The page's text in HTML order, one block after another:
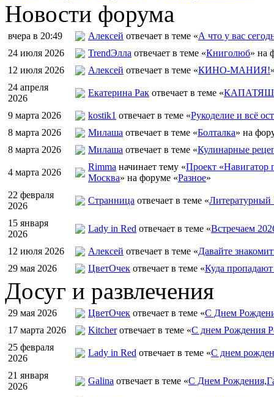
Новости форума
вчера в 20:49 Алексей отвечает в теме «А что у вас
24 июля 2026
TrendЭлла отвечает в теме «Книголюб» на
12 июля 2026
Алексей отвечает в теме «КИНО-МАНИЯ!
24 апреля
2026
Екатерина Рак отвечает в теме «
9 марта 2026 kostik1 отвечает в теме «Рукоделие и всё
8 марта 2026
Милаша отвечает в теме «Болталка» на
8 марта 2026
Милаша отвечает в теме «Кулинарные
4 марта 2026
Rimma начинает тему «Проект «Навигатор
Москва» на форуме «Разное»
22 февраля
2026
Странница отвечает в теме «Литературный
15 января
2026
Lady in Red отвечает в теме «Встречаем
12 июля 2026 Алексей отвечает в теме «Давайте
29 мая 2026
ЦветOчек отвечает в теме «Куда
Досуг и развлечения
29 мая 2026 ЦветOчек отвечает в теме «С Днем
17 марта 2026
Kitcherотвечает в теме «С днем Рождения
25 февраля
2026
Lady in Red отвечает в теме «С днем
21 января
2026
Galina отвечает в теме «С Днем